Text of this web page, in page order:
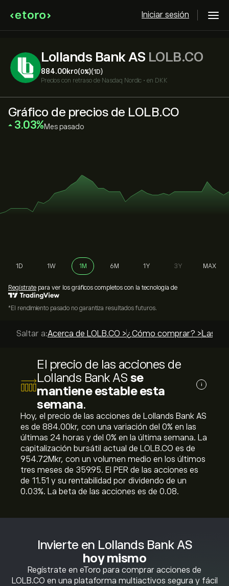
Iniciar sesión
Lollands Bank AS LOLB.CO
884.00‎kr‎0(0%)(1D)
Precios con retraso de Nasdaq Nordic • en DKK
Invierte en Lollands Bank AS
hoy mismo
Regístrate en eToro para comprar acciones de
LOLB.CO en una plataforma multiactivos segura y fácil
Gráfico de precios de LOLB.CO
‎3.03‎ Mes pasado
1D 1W 1M 6M 1Y 3Y MAX
Regístrate para ver los gráficos completos con la tecnología de
*El rendimiento pasado no garantiza resultados futuros.
Saltar a:Acerca de LOLB.CO >¿Cómo comprar? > Las
El precio de las acciones de
Lollands Bank AS se
mantiene estable esta
semana.
i
Hoy, el precio de las acciones de Lollands Bank AS
es de 884.00‎kr‎, con una variación del ‎0‎% en las
últimas 24 horas y del ‎0‎% en la última semana. La
capitalización bursátil actual de LOLB.CO es de
954.72M‎kr‎, con un volumen medio en los últimos
tres meses de 359.95. El PER de las acciones es
de 11.51 y su rentabilidad por dividendo de un
0.03%. La beta de las acciones es de 0.08.